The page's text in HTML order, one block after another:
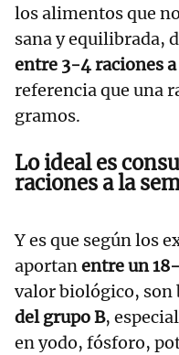
los alimentos que
sana y equilibrada,
entre 3-4 raciones
referencia que una
gramos.
Lo ideal es
raciones a la
Y es que según los
aportanentre un
valor biológico, son
del grupo B,
en yodo, fósforo,